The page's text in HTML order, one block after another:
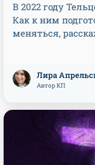
В 2022 году
Как к ним
меняться,
Лира
Автор КП